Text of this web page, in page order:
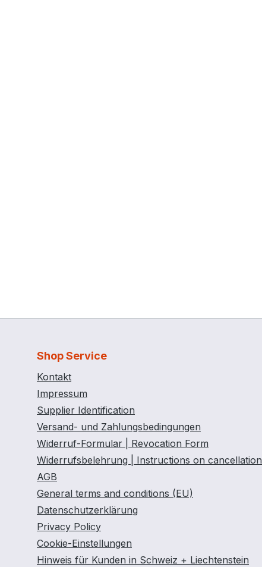
Shop Service
Kontakt
Impressum
Supplier Identification
Versand- und Zahlungsbedingungen
Widerruf-Formular | Revocation Form
Widerrufsbelehrung | Instructions on cancellation
AGB
General terms and conditions (EU)
Datenschutzerklärung
Privacy Policy
Cookie-Einstellungen
Hinweis für Kunden in Schweiz + Liechtenstein